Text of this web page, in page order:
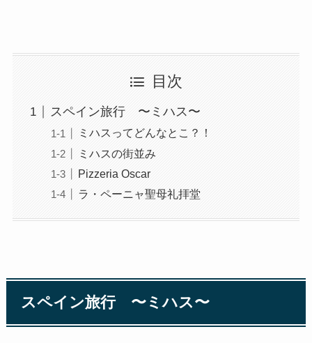
目次
スペイン旅行 〜ミハス〜
ミハスってどんなとこ？！
ミハスの街並み
Pizzeria Oscar
ラ・ペーニャ聖母礼拝堂
スペイン旅行 〜ミハス〜